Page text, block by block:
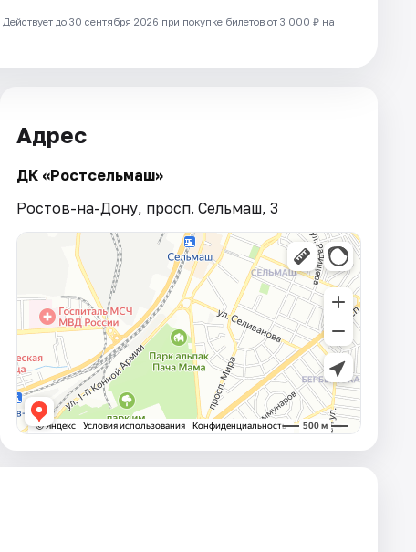
Действует до 30 сентября 2026 при покупке билетов от 3 000 ₽ на
Адрес
ДК «Ростсельмаш»
Ростов-на-Дону, просп. Сельмаш, 3